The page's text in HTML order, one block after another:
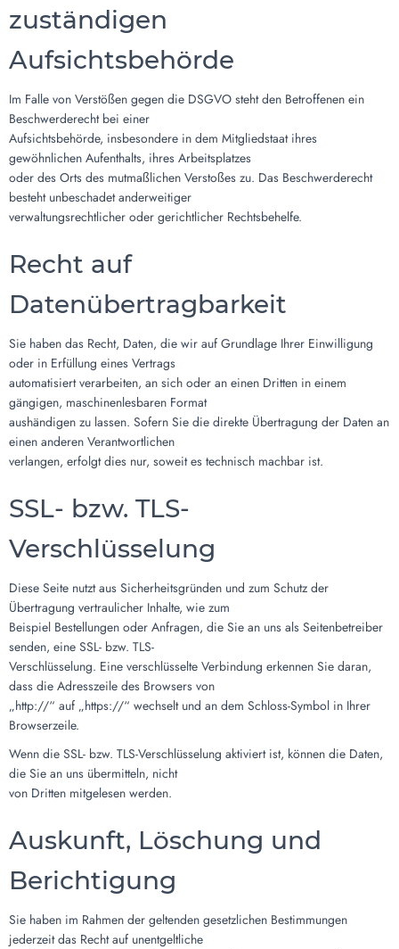
zuständigen
Aufsichtsbehörde
Im Falle von Verstößen gegen die DSGVO steht den Betroffenen ein
Beschwerderecht bei einer
Aufsichtsbehörde, insbesondere in dem Mitgliedstaat ihres
gewöhnlichen Aufenthalts, ihres Arbeitsplatzes
oder des Orts des mutmaßlichen Verstoßes zu. Das Beschwerderecht
besteht unbeschadet anderweitiger
verwaltungsrechtlicher oder gerichtlicher Rechtsbehelfe.
Recht auf
Datenübertragbarkeit
Sie haben das Recht, Daten, die wir auf Grundlage Ihrer Einwilligung
oder in Erfüllung eines Vertrags
automatisiert verarbeiten, an sich oder an einen Dritten in einem
gängigen, maschinenlesbaren Format
aushändigen zu lassen. Sofern Sie die direkte Übertragung der Daten an
einen anderen Verantwortlichen
verlangen, erfolgt dies nur, soweit es technisch machbar ist.
SSL- bzw. TLS-
Verschlüsselung
Diese Seite nutzt aus Sicherheitsgründen und zum Schutz der
Übertragung vertraulicher Inhalte, wie zum
Beispiel Bestellungen oder Anfragen, die Sie an uns als Seitenbetreiber
senden, eine SSL- bzw. TLS-
Verschlüsselung. Eine verschlüsselte Verbindung erkennen Sie daran,
dass die Adresszeile des Browsers von
„http://“ auf „https://“ wechselt und an dem Schloss-Symbol in Ihrer
Browserzeile.
Wenn die SSL- bzw. TLS-Verschlüsselung aktiviert ist, können die Daten,
die Sie an uns übermitteln, nicht
von Dritten mitgelesen werden.
Auskunft, Löschung und
Berichtigung
Sie haben im Rahmen der geltenden gesetzlichen Bestimmungen
jederzeit das Recht auf unentgeltliche